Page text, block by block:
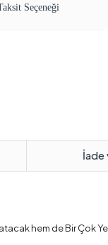
Seçeneği
İade
hem de Bir Çok